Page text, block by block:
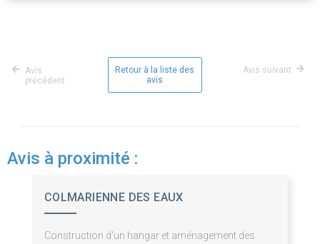
Avis
précédent
Retour à la liste des
avis
Avis suivant
Avis à proximité :
COLMARIENNE DES EAUX
Construction d'un hangar et aménagement des